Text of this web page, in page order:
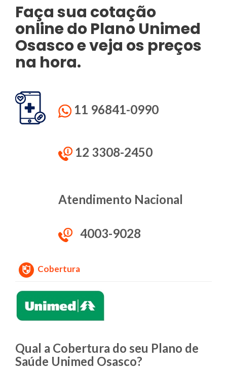
Faça sua cotação
online do PlanoUnimed
Osascoe veja os preços
na hora.
11 96841-0990
12 3308-2450
Atendimento Nacional
4003-9028
Cobertura
Qual a Cobertura do seu Plano de
Saúde Unimed Osasco?